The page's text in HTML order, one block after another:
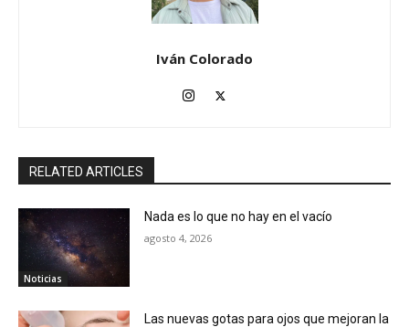
Iván Colorado
RELATED ARTICLES
Noticias
Nada es lo que no hay en el vacío
agosto 4, 2026
Las nuevas gotas para ojos que mejoran la